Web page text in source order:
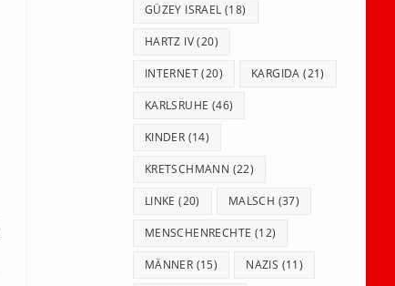
GÜZEY ISRAEL (18)
HARTZ IV(20)
INTERNET(20) KARGIDA (21)
KARLSRUHE (46)
KINDER (14)
KRETSCHMANN (22)
LINKE (20) MALSCH (37)
MENSCHENRECHTE (12)
MÄNNER (15) NAZIS (11)